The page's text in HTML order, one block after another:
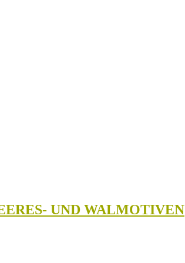
UND WALMOTIVEN